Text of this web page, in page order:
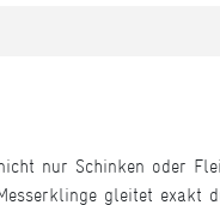
nur Schinken oder
gleitet exakt